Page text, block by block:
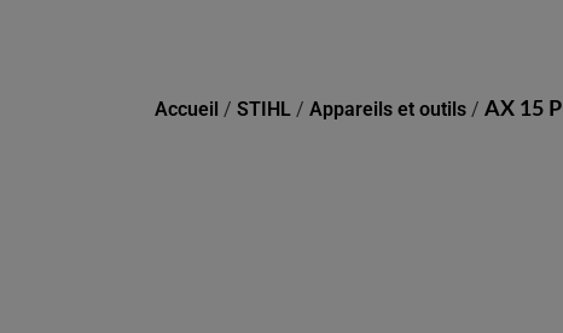
Accueil / STIHL / Appareils et outils / AX 15 P